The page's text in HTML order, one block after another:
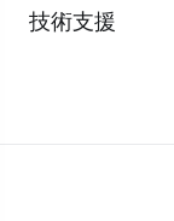
技術支援